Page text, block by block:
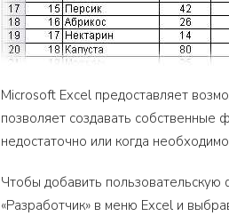
Microsoft Excel предоставляет
позволяет создавать собственные
недостаточно или когда
Чтобы добавить
«Разработчик» в меню Excel и